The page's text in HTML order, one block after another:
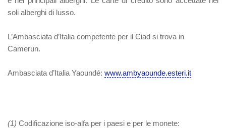
soli alberghi di lusso.
L’Ambasciata d’Italia competente per il Ciad si trova in
Camerun.
Ambasciata d’Italia Yaoundé: www.ambyaounde.esteri.it
(1) Codificazione iso-alfa per i paesi e per le monete: